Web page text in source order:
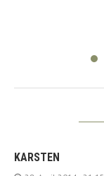
KARSTEN